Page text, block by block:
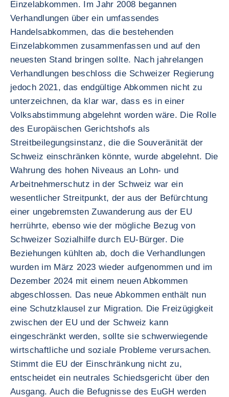
Einzelabkommen. Im Jahr 2008 begannen
Verhandlungen über ein umfassendes
Handelsabkommen, das die bestehenden
Einzelabkommen zusammenfassen und auf den
neuesten Stand bringen sollte. Nach jahrelangen
Verhandlungen beschloss die Schweizer Regierung
jedoch 2021, das endgültige Abkommen nicht zu
unterzeichnen, da klar war, dass es in einer
Volksabstimmung abgelehnt worden wäre. Die Rolle
des Europäischen Gerichtshofs als
Streitbeilegungsinstanz, die die Souveränität der
Schweiz einschränken könnte, wurde abgelehnt. Die
Wahrung des hohen Niveaus an Lohn- und
Arbeitnehmerschutz in der Schweiz war ein
wesentlicher Streitpunkt, der aus der Befürchtung
einer ungebremsten Zuwanderung aus der EU
herrührte, ebenso wie der mögliche Bezug von
Schweizer Sozialhilfe durch EU-Bürger. Die
Beziehungen kühlten ab, doch die Verhandlungen
wurden im März 2023 wieder aufgenommen und im
Dezember 2024 mit einem neuen Abkommen
abgeschlossen. Das neue Abkommen enthält nun
eine Schutzklausel zur Migration. Die Freizügigkeit
zwischen der EU und der Schweiz kann
eingeschränkt werden, sollte sie schwerwiegende
wirtschaftliche und soziale Probleme verursachen.
Stimmt die EU der Einschränkung nicht zu,
entscheidet ein neutrales Schiedsgericht über den
Ausgang. Auch die Befugnisse des EuGH werden